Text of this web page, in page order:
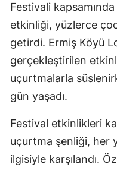
Festivali
etkinliği, yüzlerce
getirdi. Ermiş Köyü
gerçekleştirilen
uçurtmalarla
gün yaşadı.
Festival etkinlikleri
uçurtma şenliği, her
ilgisiyle karşılandı.